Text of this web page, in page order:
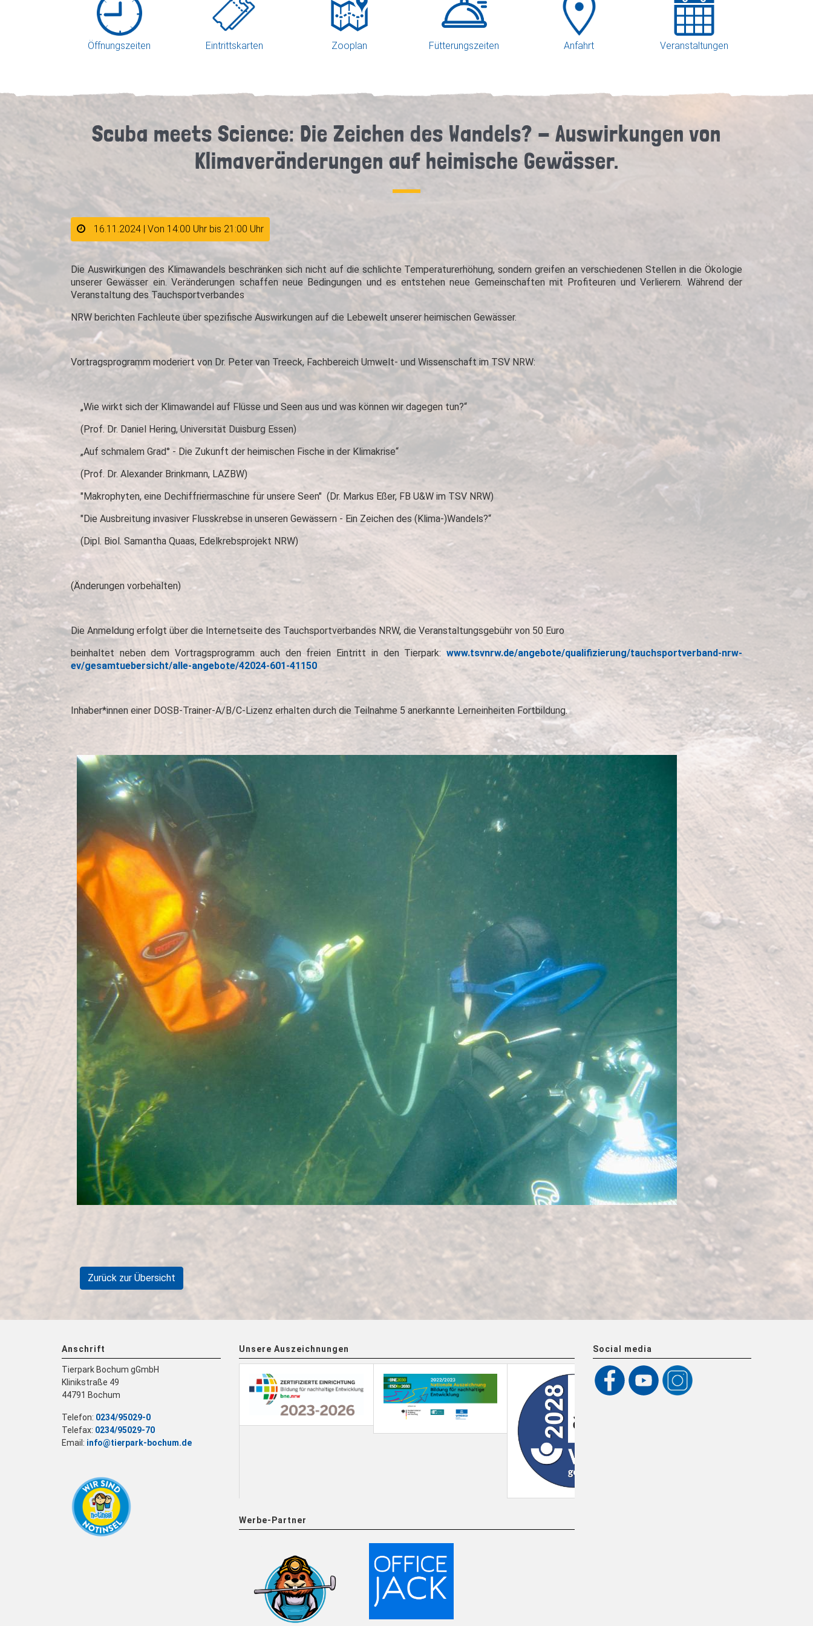
Öffnungszeiten Eintrittskarten Zooplan Fütterungszeiten Anfahrt Veranstaltungen
Scuba meets Science: Die Zeichen des Wandels? - Auswirkungen von
Klimaveränderungen auf heimische Gewässer.
16.11.2024 | Von 14:00 Uhr bis 21:00 Uhr
Die Auswirkungen des Klimawandels beschränken sich nicht auf die schlichte Temperaturerhöhung, sondern greifen an verschiedenen Stellen in die Ökologie
unserer Gewässer ein. Veränderungen schaffen neue Bedingungen und es entstehen neue Gemeinschaften mit Profiteuren und Verlierern. Während der
Veranstaltung des Tauchsportverbandes
NRW berichten Fachleute über spezifische Auswirkungen auf die Lebewelt unserer heimischen Gewässer.
Vortragsprogramm moderiert von Dr. Peter van Treeck, Fachbereich Umwelt- und Wissenschaft im TSV NRW:
„Wie wirkt sich der Klimawandel auf Flüsse und Seen aus und was können wir dagegen tun?“
(Prof. Dr. Daniel Hering, Universität Duisburg Essen)
„Auf schmalem Grad° - Die Zukunft der heimischen Fische in der Klimakrise“
(Prof. Dr. Alexander Brinkmann, LAZBW)
"Makrophyten, eine Dechiffriermaschine für unsere Seen" (Dr. Markus Eßer, FB U&W im TSV NRW)
"Die Ausbreitung invasiver Flusskrebse in unseren Gewässern - Ein Zeichen des (Klima-)Wandels?“
(Dipl. Biol. Samantha Quaas, Edelkrebsprojekt NRW)
(Änderungen vorbehalten)
Die Anmeldung erfolgt über die Internetseite des Tauchsportverbandes NRW, die Veranstaltungsgebühr von 50 Euro
beinhaltet neben dem Vortragsprogramm auch den freien Eintritt in den Tierpark: www.tsvnrw.de/angebote/qualifizierung/tauchsportverband-nrw-
ev/gesamtuebersicht/alle-angebote/42024-601-41150
Inhaber*innen einer DOSB-Trainer-A/B/C-Lizenz erhalten durch die Teilnahme 5 anerkannte Lerneinheiten Fortbildung.
Zurück zur Übersicht
Anschrift
Tierpark Bochum gGmbH
Klinikstraße 49
44791 Bochum
Telefon: 0234/95029-0
Telefax: 0234/95029-70
Email: info@tierpark-bochum.de
Unsere Auszeichnungen
Werbe-Partner
Social media